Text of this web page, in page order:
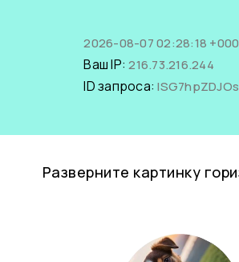
2026-08-07 02:28:18
Ваш IP:216.73.216.244
ID запроса:
Разверните картинку